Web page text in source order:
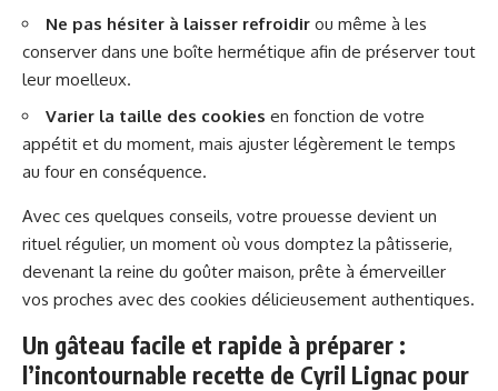
Ne pas hésiter à laisser refroidir ou même à les
conserver dans une boîte hermétique afin de préserver tout
leur moelleux.
Varier la taille des cookies en fonction de votre
appétit et du moment, mais ajuster légèrement le temps
au four en conséquence.
Avec ces quelques conseils, votre prouesse devient un
rituel régulier, un moment où vous domptez la pâtisserie,
devenant la reine du goûter maison, prête à émerveiller
vos proches avec des cookies délicieusement authentiques.
Un gâteau facile et rapide à préparer :
l’incontournable recette de Cyril Lignac pour